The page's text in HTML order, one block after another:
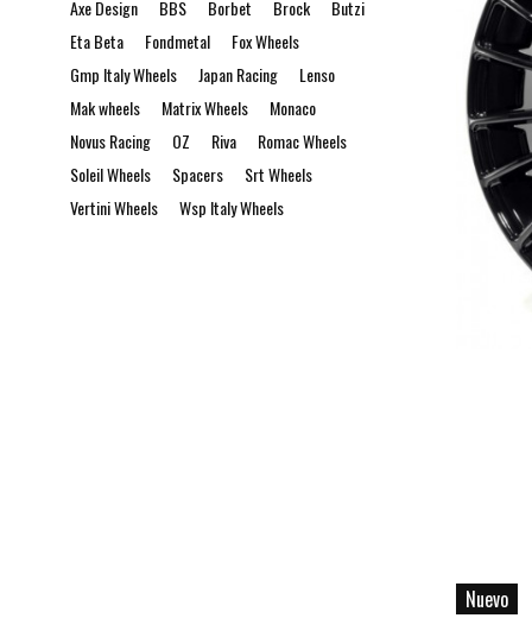
Nuevo
Axe Design
BBS Borbet Brock
Butzi
Eta Beta
Fondmetal
Fox Wheels
Gmp Italy Wheels
Japan Racing
Lenso
Mak wheels
Matrix Wheels
Monaco
Novus Racing
OZ Riva
Romac Wheels
Soleil Wheels
Spacers
Srt Wheels
Vertini Wheels
Wsp Italy Wheels